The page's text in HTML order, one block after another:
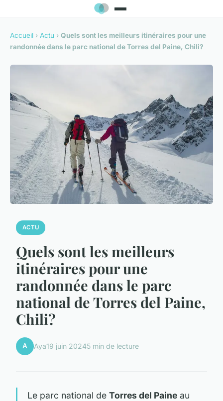
Accueil › Actu › Quels sont les meilleurs itinéraires pour une
randonnée dans le parc national de Torres del Paine, Chili?
ACTU
Quels sont les meilleurs
itinéraires pour une
randonnée dans le parc
national de Torres del Paine,
Chili?
A Aya19 juin 20245 min de lecture
Le parc national de Torres del Paine au